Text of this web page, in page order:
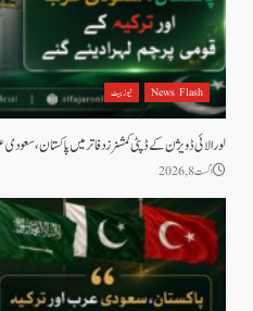
News Flash نیوز بیٹ
لورالائی ڈویژن کے ڈپٹی کمشنرز دفاتر میں پاکستان،
اگست 8, 2026